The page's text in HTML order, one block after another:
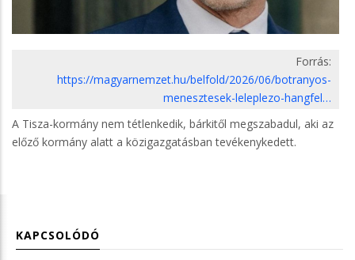
Forrás:
https://magyarnemzet.hu/belfold/2026/06/botranyos-
menesztesek-leleplezo-hangfel…
A Tisza-kormány nem tétlenkedik, bárkitől megszabadul, aki az
előző kormány alatt a közigazgatásban tevékenykedett.
KAPCSOLÓDÓ